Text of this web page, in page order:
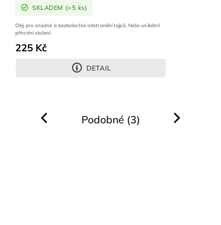
SKLADEM (>5 ks)
225 Kč
DETAIL
Olej pro snadné a bezbolestné odstranění tejpů. Naše unikátní
přírodní složení.
Podobné (3)
Previous Next